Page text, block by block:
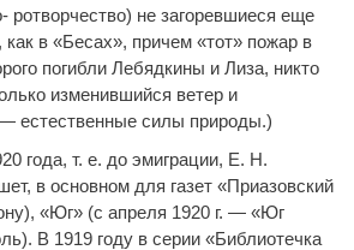
не загоревшиеся еще
в «Бесах», причем «тот» пожар в
погибли Лебядкины и Лиза, никто
изменившийся ветер и
естественные силы природы.)
года, т. е. до эмиграции, Е. Н.
в основном для газет «Приазовский
«Юг» (с апреля 1920 г. — «Юг
В 1919 году в серии «Библиотечка